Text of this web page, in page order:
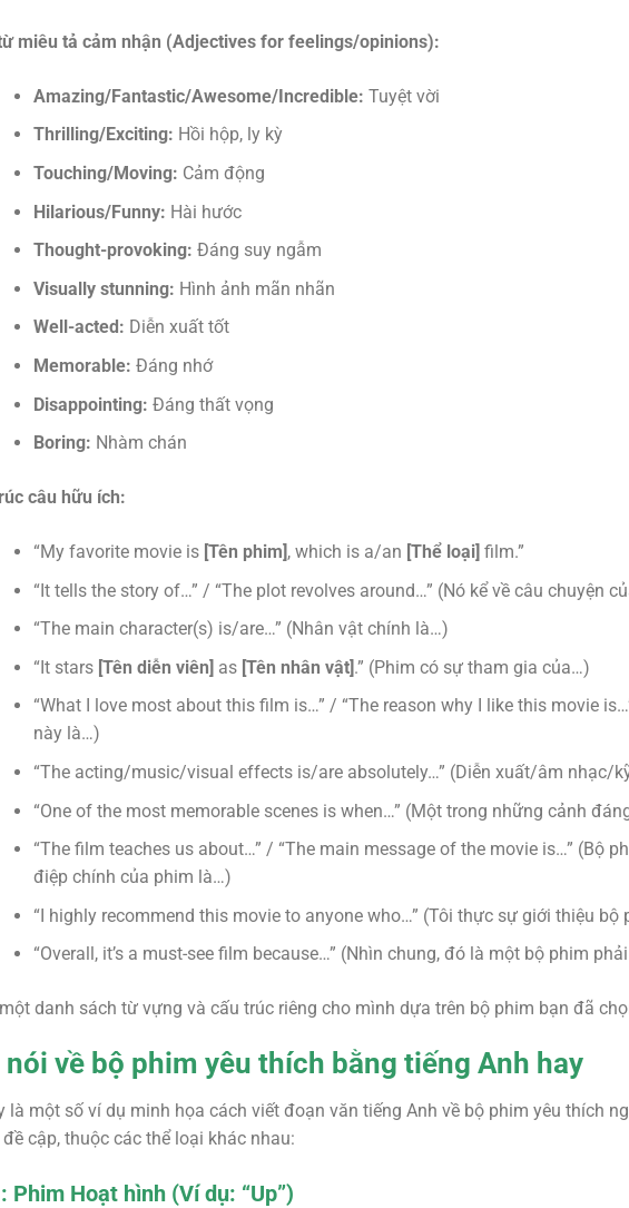
miêu tả cảm nhận (Adjectives for feelings/opinions):
Amazing/Fantastic/Awesome/Incredible: Tuyệt vời
Thrilling/Exciting: Hồi hộp, ly kỳ
Touching/Moving: Cảm động
Hilarious/Funny: Hài hước
Thought-provoking: Đáng suy ngẫm
Visually stunning: Hình ảnh mãn nhãn
Well-acted: Diễn xuất tốt
Memorable: Đáng nhớ
Disappointing: Đáng thất vọng
Boring: Nhàm chán
câu hữu ích:
“My favorite movie is [Tên phim], which is a/an [Thể loại] film.”
“It tells the story of…” / “The plot revolves around…” (Nó kể về câu chuyện
“The main character(s) is/are…” (Nhân vật chính là…)
“It stars [Tên diễn viên] as [Tên nhân vật].” (Phim có sự tham gia của…)
“What I love most about this film is…” / “The reason why I like this movie
này là…)
“The acting/music/visual effects is/are absolutely…” (Diễn xuất/âm nhạc/
“One of the most memorable scenes is when…” (Một trong những cảnh
“The film teaches us about…” / “The main message of the movie is…” (Bộ
điệp chính của phim là…)
“I highly recommend this movie to anyone who…” (Tôi thực sự giới thiệu
“Overall, it’s a must-see film because…” (Nhìn chung, đó là một bộ phim
danh sách từ vựng và cấu trúc riêng cho mình dựa trên bộ phim bạn đã
nói về bộ phim yêu thích bằng tiếng Anh hay
là một số ví dụ minh họa cách viết đoạn văn tiếng Anh về bộ phim yêu thích
cập, thuộc các thể loại khác nhau:
Phim Hoạt hình (Ví dụ: “Up”)